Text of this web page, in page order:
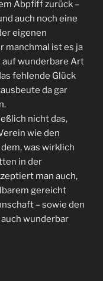
Abpfiff zurück –
auch noch eine
eigenen
manchmal ist es ja
auf wunderbare Art
fehlende Glück
da gar
nicht das,
wie den
was wirklich
in der
man auch,
gereicht
– sowie den
wunderbar